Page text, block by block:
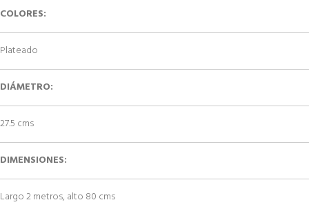
COLORES:
Plateado
DIÁMETRO:
27.5 cms
DIMENSIONES:
Largo 2 metros, alto 80 cms